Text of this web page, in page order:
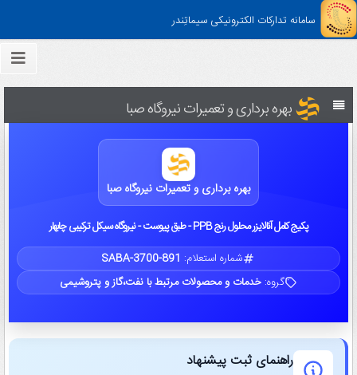
سامانه تدارکات الکترونیکی سیماتِندر
بهره برداری و تعمیرات نیروگاه صبا
بهره برداری و تعمیرات نیروگاه صبا
پکیج کامل آنالایزر محلول رنج PPB - طبق پیوست - نیروگاه سیکل ترکیبی چابهار
شماره استعلام: SABA-3700-891
گروه: خدمات و محصولات مرتبط با نفت،گاز و پتروشیمی
راهنمای ثبت پیشنهاد